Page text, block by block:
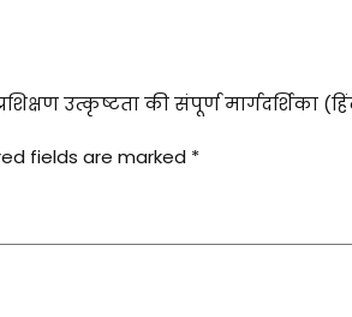
उत्कृष्टता की संपूर्ण मार्गदर्शिका
fields are marked *